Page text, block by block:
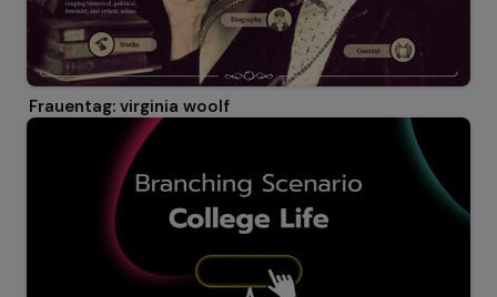
Frauentag: virginia woolf